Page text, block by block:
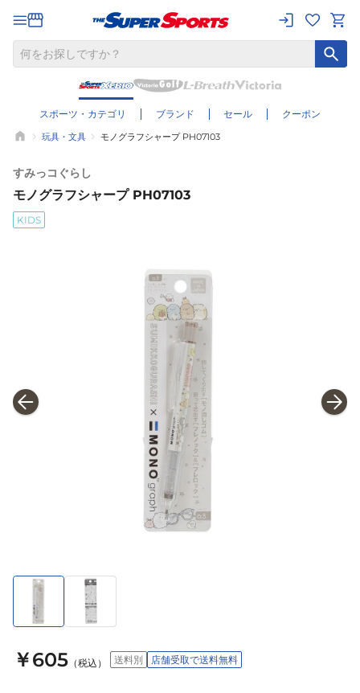
スポーツ・カテゴリ ブランド セール クーポン
玩具・文具 モノグラフシャープ PH07103
すみっコぐらし
モノグラフシャープ PH07103
KIDS
￥605 （税込） 送料別 店舗受取で送料無料